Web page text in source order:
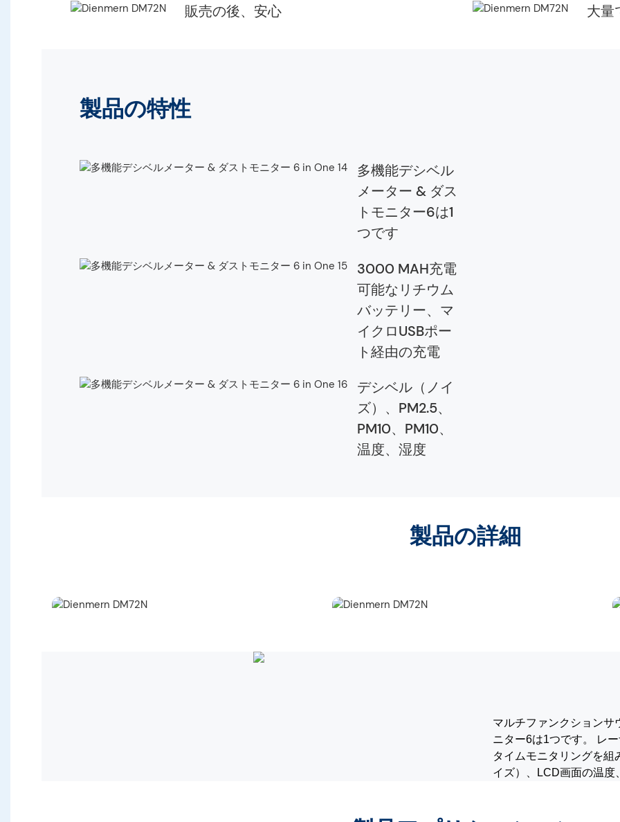
販売の後、安心
大量
製品の特性
多機能デシベル
メーター & ダス
トモニター6は1
つです
3000 MAH充電
可能なリチウム
バッテリー、マ
イクロUSBポー
ト経由の充電
デシベル（ノイ
ズ）、PM2.5、
PM10、PM10、
温度、湿度
製品の詳細
マルチファンクションサ
ニター6は1つです。 レ
タイムモニタリングを
イズ）、LCD画面の温度